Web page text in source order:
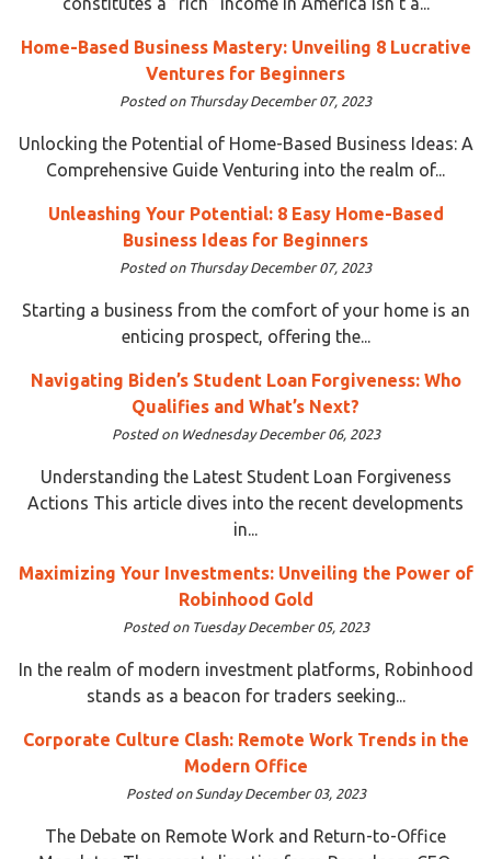
Home-Based Business Mastery: Unveiling 8 Lucrative
Ventures for Beginners
Posted on Thursday December 07, 2023
Unlocking the Potential of Home-Based Business Ideas: A
Comprehensive Guide Venturing into the realm of...
Unleashing Your Potential: 8 Easy Home-Based
Business Ideas for Beginners
Posted on Thursday December 07, 2023
Starting a business from the comfort of your home is an
enticing prospect, offering the...
Navigating Biden’s Student Loan Forgiveness: Who
Qualifies and What’s Next?
Posted on Wednesday December 06, 2023
Understanding the Latest Student Loan Forgiveness
Actions This article dives into the recent developments
in...
Maximizing Your Investments: Unveiling the Power of
Robinhood Gold
Posted on Tuesday December 05, 2023
In the realm of modern investment platforms, Robinhood
stands as a beacon for traders seeking...
Corporate Culture Clash: Remote Work Trends in the
Modern Office
Posted on Sunday December 03, 2023
The Debate on Remote Work and Return-to-Office